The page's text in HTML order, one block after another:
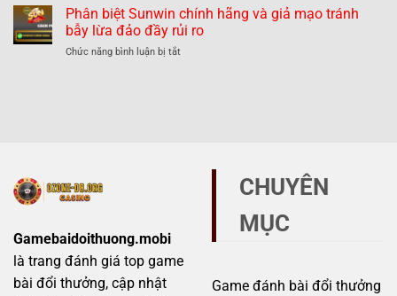
thế
nào?
giả
mạo
Những
biệt
789Club
chính
hãng
Phân biệt Sunwin chính hãng và giả mạo tránh
bẫy lừa đảo đầy rủi ro
Chức năng bình luận bị tắt
rủi
Gamebaidoithuong.mobi
là trang đánh giá top game
bài đổi thưởng, cập nhật
CHUYÊN
MỤC
Game đánh bài đổi thưởng